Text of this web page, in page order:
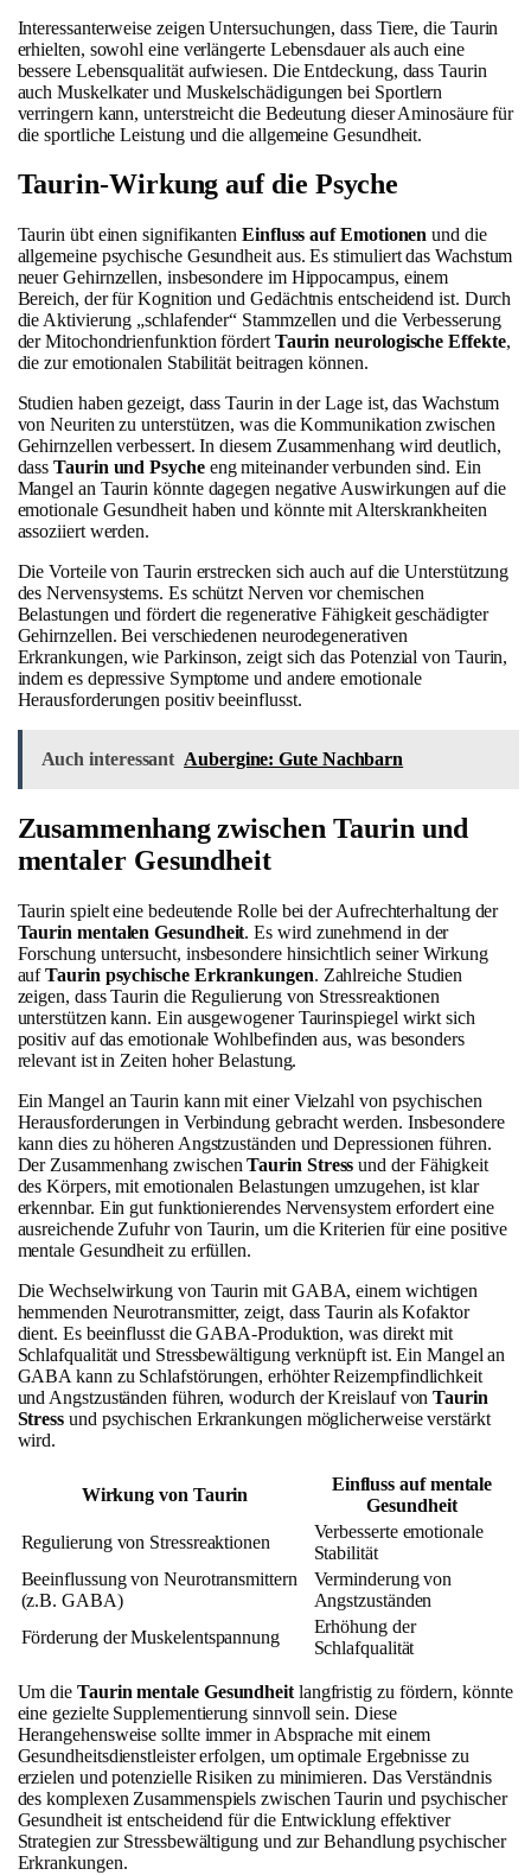
Interessanterweise zeigen Untersuchungen, dass Tiere, die Taurin
erhielten, sowohl eine verlängerte Lebensdauer als auch eine
bessere Lebensqualität aufwiesen. Die Entdeckung, dass Taurin
auch Muskelkater und Muskelschädigungen bei Sportlern
verringern kann, unterstreicht die Bedeutung dieser Aminosäure für
die sportliche Leistung und die allgemeine Gesundheit.
Taurin-Wirkung auf die Psyche
Taurin übt einen signifikantenEinfluss auf Emotionen und die
allgemeine psychische Gesundheit aus. Es stimuliert das Wachstum
neuer Gehirnzellen, insbesondere im Hippocampus, einem
Bereich, der für Kognition und Gedächtnis entscheidend ist. Durch
die Aktivierung „schlafender“ Stammzellen und die Verbesserung
der Mitochondrienfunktion fördert Taurin neurologische Effekte,
die zur emotionalen Stabilität beitragen können.
Studien haben gezeigt, dass Taurin in der Lage ist, das Wachstum
von Neuriten zu unterstützen, was die Kommunikation zwischen
Gehirnzellen verbessert. In diesem Zusammenhang wird deutlich,
dassTaurin und Psycheeng miteinander verbunden sind. Ein
Mangel an Taurin könnte dagegen negative Auswirkungen auf die
emotionale Gesundheit haben und könnte mit Alterskrankheiten
assoziiert werden.
Die Vorteile von Taurin erstrecken sich auch auf die Unterstützung
des Nervensystems. Es schützt Nerven vor chemischen
Belastungen und fördert die regenerative Fähigkeit geschädigter
Gehirnzellen. Bei verschiedenen neurodegenerativen
Erkrankungen, wie Parkinson, zeigt sich das Potenzial von Taurin,
indem es depressive Symptome und andere emotionale
Herausforderungen positiv beeinflusst.
Auch interessant Aubergine: Gute Nachbarn
Zusammenhang zwischen Taurin und
mentaler Gesundheit
Taurin spielt eine bedeutende Rolle bei der Aufrechterhaltung der
Taurin mentalen Gesundheit. Es wird zunehmend in der
Forschung untersucht, insbesondere hinsichtlich seiner Wirkung
aufTaurin psychische Erkrankungen. Zahlreiche Studien
zeigen, dass Taurin die Regulierung von Stressreaktionen
unterstützen kann. Ein ausgewogener Taurinspiegel wirkt sich
positiv auf das emotionale Wohlbefinden aus, was besonders
relevant ist in Zeiten hoher Belastung.
Ein Mangel an Taurin kann mit einer Vielzahl von psychischen
Herausforderungen in Verbindung gebracht werden. Insbesondere
kann dies zu höheren Angstzuständen und Depressionen führen.
Der Zusammenhang zwischenTaurin Stress und der Fähigkeit
des Körpers, mit emotionalen Belastungen umzugehen, ist klar
erkennbar. Ein gut funktionierendes Nervensystem erfordert eine
ausreichende Zufuhr von Taurin, um die Kriterien für eine positive
mentale Gesundheit zu erfüllen.
Die Wechselwirkung von Taurin mit GABA, einem wichtigen
hemmenden Neurotransmitter, zeigt, dass Taurin als Kofaktor
dient. Es beeinflusst die GABA-Produktion, was direkt mit
Schlafqualität und Stressbewältigung verknüpft ist. Ein Mangel an
GABA kann zu Schlafstörungen, erhöhter Reizempfindlichkeit
und Angstzuständen führen, wodurch der Kreislauf vonTaurin
Stress und psychischen Erkrankungen möglicherweise verstärkt
wird.
Wirkung von Taurin
Einfluss auf mentale
Gesundheit
Regulierung von Stressreaktionen
Verbesserte emotionale
Stabilität
Beeinflussung von Neurotransmittern
(z.B. GABA)
Verminderung von
Angstzuständen
Förderung der Muskelentspannung
Erhöhung der
Schlafqualität
Um die Taurin mentale Gesundheitlangfristig zu fördern, könnte
eine gezielte Supplementierung sinnvoll sein. Diese
Herangehensweise sollte immer in Absprache mit einem
Gesundheitsdienstleister erfolgen, um optimale Ergebnisse zu
erzielen und potenzielle Risiken zu minimieren. Das Verständnis
des komplexen Zusammenspiels zwischen Taurin und psychischer
Gesundheit ist entscheidend für die Entwicklung effektiver
Strategien zur Stressbewältigung und zur Behandlung psychischer
Erkrankungen.